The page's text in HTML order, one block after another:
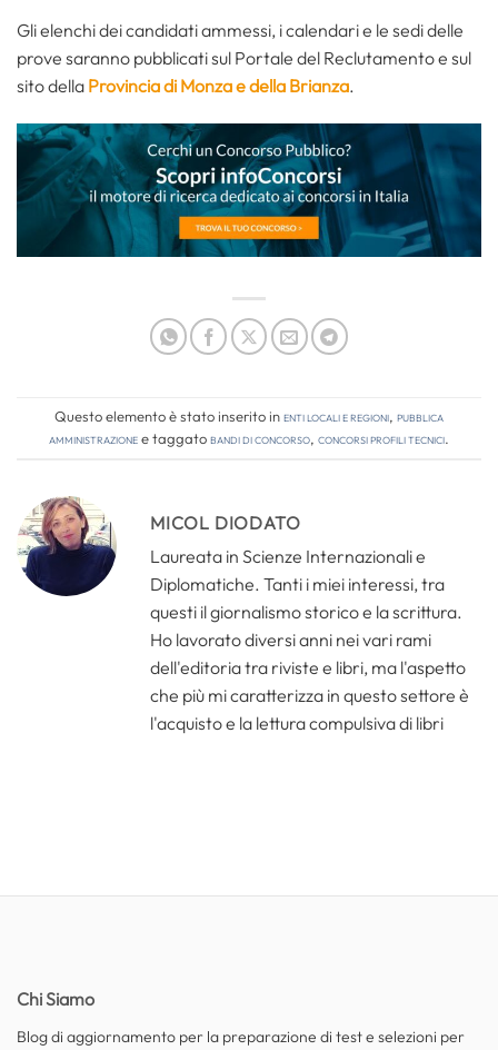
Gli elenchi dei candidati ammessi, i calendari e le sedi delle
prove saranno pubblicati sul Portale del Reclutamento e sul
sito della Provincia di Monza e della Brianza.
Questo elemento è stato inserito inEnti locali e regioni, Pubblica
amministrazionee taggatobandi di concorso, concorsi profili tecnici.
MICOL DIODATO
Laureata in Scienze Internazionali e
Diplomatiche. Tanti i miei interessi, tra
questi il giornalismo storico e la scrittura.
Ho lavorato diversi anni nei vari rami
dell'editoria tra riviste e libri, ma l'aspetto
che più mi caratterizza in questo settore è
l'acquisto e la lettura compulsiva di libri
Chi Siamo
Blog di aggiornamento per la preparazione di test e selezioni per